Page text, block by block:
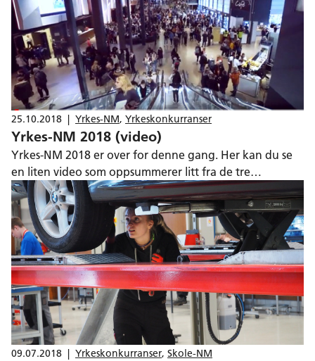
25.10.2018 | Yrkes-NM, Yrkeskonkurranser
Yrkes-NM 2018 (video)
Yrkes-NM 2018 er over for denne gang. Her kan du se
en liten video som oppsummerer litt fra de tre
konkurransedagene.
09.07.2018 | Yrkeskonkurranser, Skole-NM